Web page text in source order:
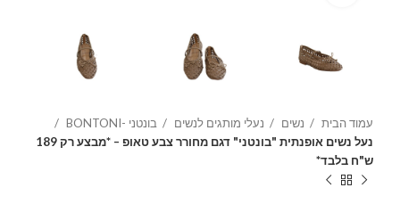
עמוד הבית נשים נעלי מותגים לנשים
בונטני -BONTONI
נעל נשים אופנתית "בונטני" דגם מחורר צבע טאופ – *מבצע רק 189
ש"ח בלבד*